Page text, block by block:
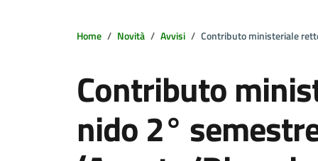
Home Novità Avvisi Contributo ministeriale
Contributo
nido 2°